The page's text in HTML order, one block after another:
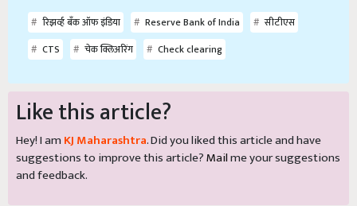
CTS
चेक क्लिअरिंग Check clearing
Like this article?
Hey! I amKJ Maharashtra. Did you liked this article and have
suggestions to improve this article?Mailme your suggestions
and feedback.